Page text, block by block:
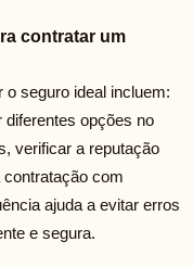
contratar um
seguro ideal incluem:
opções no
verificar a reputação
com
ajuda a evitar erros
e segura.